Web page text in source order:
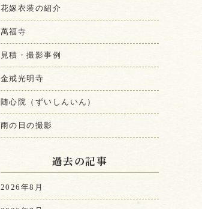
花嫁衣装の紹介
萬福寺
見積・撮影事例
金戒光明寺
随心院（ずいしんいん）
雨の日の撮影
過去の記事
2026年8月